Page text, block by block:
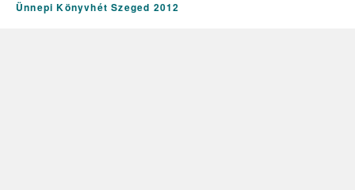
Ünnepi Könyvhét Szeged 2012